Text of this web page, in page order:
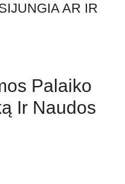
AR IR
Palaiko
Ir Naudos